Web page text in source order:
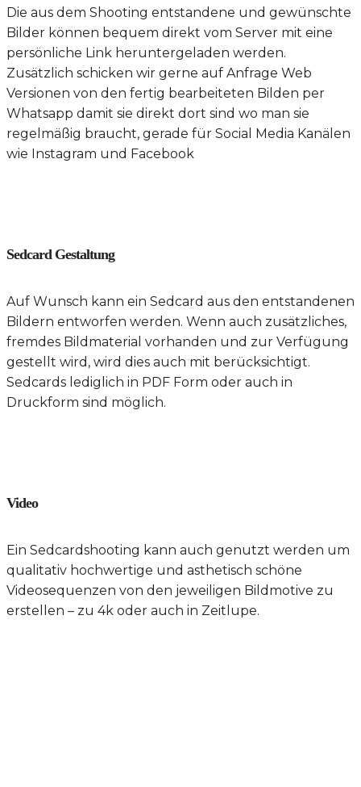
Die aus dem Shooting entstandene und gewünschte
Bilder können bequem direkt vom Server mit eine
persönliche Link heruntergeladen werden.
Zusätzlich schicken wir gerne auf Anfrage Web
Versionen von den fertig bearbeiteten Bilden per
Whatsapp damit sie direkt dort sind wo man sie
regelmäßig braucht, gerade für Social Media Kanälen
wie Instagram und Facebook
Sedcard Gestaltung
Auf Wunsch kann ein Sedcard aus den entstandenen
Bildern entworfen werden. Wenn auch zusätzliches,
fremdes Bildmaterial vorhanden und zur Verfügung
gestellt wird, wird dies auch mit berücksichtigt.
Sedcards lediglich in PDF Form oder auch in
Druckform sind möglich.
Video
Ein Sedcardshooting kann auch genutzt werden um
qualitativ hochwertige und asthetisch schöne
Videosequenzen von den jeweiligen Bildmotive zu
erstellen – zu 4k oder auch in Zeitlupe.